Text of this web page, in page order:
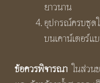
ยาวนาน
อุปกรณ์ครบชุด
บนเคาน์เตอร์แ
ข้อควรพิจารณา ในส่วน